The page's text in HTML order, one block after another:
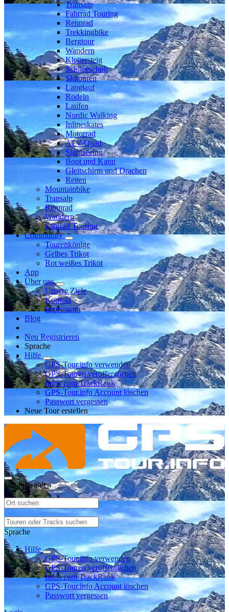
Transalp
Fahrrad Touring
Rennrad
Trekkingbike
Bergtour
Wandern
Klettersteig
Schneeschuh
Skitouren
Langlauf
Rodeln
Laufen
Nordic Walking
Inlineskates
Motorrad
ATV-Quad
Sightseeing
Boot und Kanu
Gleitschirm und Drachen
Reiten
Mountainbike
Transalp
Rennrad
Wandern
Fahrrad Touring
Community
Tourenkönige
Gelbes Trikot
Rot weißes Trikot
App
Über uns
Unsere Ziele
Kontakt
Impressum
Blog
Neu Registrieren
Sprache
Hilfe
GPS-Tour.info verwenden
GPS-Touren veröffentlichen
Infos zum TrackRank
GPS-Tour.info Account löschen
Passwort vergessen
Neue Tour erstellen
Ort auswählen
Sprache
Hilfe
GPS-Tour.info verwenden
GPS-Touren veröffentlichen
Infos zum TrackRank
GPS-Tour.info Account löschen
Passwort vergessen